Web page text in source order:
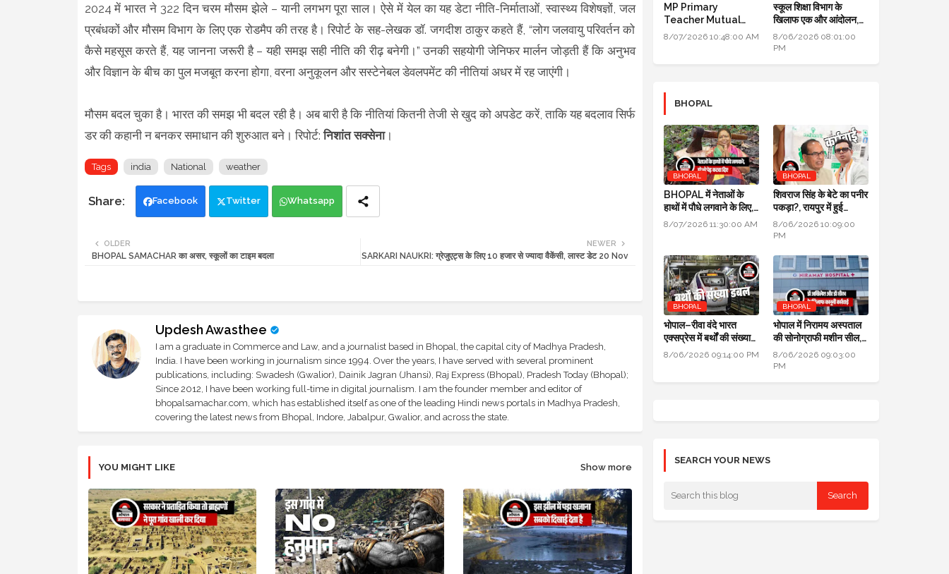
2024 में भारत ने 322 दिन चरम मौसम झेले – यानी लगभग पूरा साल। ऐसे में येल का यह डेटा नीति-निर्माताओं, स्वास्थ्य विशेषज्ञों, जल
प्रबंधकों और मौसम विभाग के लिए एक रोडमैप की तरह है। रिपोर्ट के सह-लेखक डॉ. जगदीश ठाकुर कहते हैं, “लोग जलवायु परिवर्तन को
कैसे महसूस करते हैं, यह जानना जरूरी है – यही समझ सही नीति की रीढ़ बनेगी।” उनकी सहयोगी जेनिफर मार्लन जोड़ती हैं कि अनुभव
और विज्ञान के बीच का पुल मजबूत करना होगा, वरना अनुकूलन और सस्टेनेबल डेवलपमेंट की नीतियां अधर में रह जाएंगी।
मौसम बदल चुका है। भारत की समझ भी बदल रही है। अब बारी है कि नीतियां कितनी तेजी से खुद को अपडेट करें, ताकि यह बदलाव सिर्फ
डर की कहानी न बनकर समाधान की शुरुआत बने। रिपोर्ट:निशांत सक्सेना।
Tags india National weather
Facebook Twitter Whatsapp
NEWER
SARKARI NAUKRI: ग्रेजुएट्स के लिए 10 हजार से ज्यादा वैकेंसी, लास्ट डेट 20 Nov
OLDER
BHOPAL SAMACHAR का असर, स्कूलों का टाइम बदला
Updesh Awasthee
I am a graduate in Commerce and Law, and a journalist based in Bhopal, the capital city of Madhya Pradesh,
India. I have been working in journalism since 1994. Over the years, I have served with several prominent
publications, including: Swadesh (Gwalior), Dainik Jagran (Jhansi), Raj Express (Bhopal), Pradesh Today (Bhopal);
Since 2012, I have been working full-time in digital journalism. I am the founder member and editor of
bhopalsamachar.com, which has established itself as one of the leading Hindi news portals in Madhya Pradesh,
covering the latest news from Bhopal, Indore, Jabalpur, Gwalior, and across the state.
YOU MIGHT LIKE Show more
MP Primary
Teacher Mutual
Transfer 2026: DPI
8/07/2026 10:48:00 AM
स्कूल शिक्षा विभाग के
खिलाफ एक और आंदोलन,
DPI के सामने तीन दिन तक
धरना प्रदर्शन होगा
8/06/2026 08:01:00
PM
BHOPAL
BHOPAL
BHOPAL में नेताओं के
हाथों में पौधे लगवाने के लिए,
700 हरे भरे पेड़ कटवा दिए
8/07/2026 11:30:00 AM
BHOPAL
शिवराज सिंह के बेटे का पनीर
पकड़ा?, रायपुर में हुई
कार्रवाई, जांच के लिए लैब
भेजा
8/06/2026 10:09:00
PM
BHOPAL
भोपाल–रीवा वंदे भारत
एक्सप्रेस में बर्थों की संख्या
डबल से ज्यादा हुई
8/06/2026 09:14:00 PM
BHOPAL
भोपाल में निरामय अस्पताल
की सोनोग्राफी मशीन सील,
सीएमएचओ ने की कार्यवाही
8/06/2026 09:03:00
PM
SEARCH YOUR NEWS